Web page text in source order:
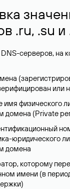
.ru, .su и
серверов, на
или
имя физического
домена (Privatе
юридического
домена
которому
имени (в